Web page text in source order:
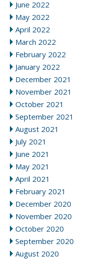
June 2022
May 2022
April 2022
March 2022
February 2022
January 2022
December 2021
November 2021
October 2021
September 2021
August 2021
July 2021
June 2021
May 2021
April 2021
February 2021
December 2020
November 2020
October 2020
September 2020
August 2020